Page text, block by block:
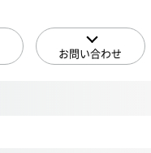
お問い合わせ